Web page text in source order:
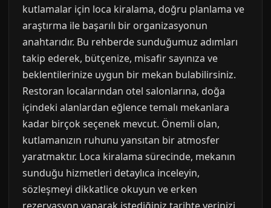
kutlamalar için loca kiralama, doğru planlama ve
araştırma ile başarılı bir organizasyonun
anahtarıdır. Bu rehberde sunduğumuz adımları
takip ederek, bütçenize, misafir sayınıza ve
beklentilerinize uygun bir mekan bulabilirsiniz.
Restoran localarından otel salonlarına, doğa
içindeki alanlardan eğlence temalı mekanlara
kadar birçok seçenek mevcut. Önemli olan,
kutlamanızın ruhunu yansıtan bir atmosfer
yaratmaktır. Loca kiralama sürecinde, mekanın
sunduğu hizmetleri detaylıca inceleyin,
sözleşmeyi dikkatlice okuyun ve erken